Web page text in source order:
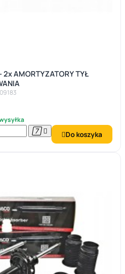
2x AMORTYZATORY TYŁ
  Do koszyka